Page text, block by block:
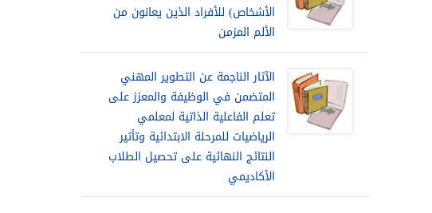
الأشخاص) للأفراد الذين يعانون من
الألم المزمن
الآثار الناجمة عن التطوير المهني
المتضمن في الوظيفة والمعزز على
تعلم الفاعلية الذاتية لمعلمي
الرياضيات للمرحلة الابتدائية وتأثير
النتائج النهائية على تحصيل الطلاب
الأكاديمي